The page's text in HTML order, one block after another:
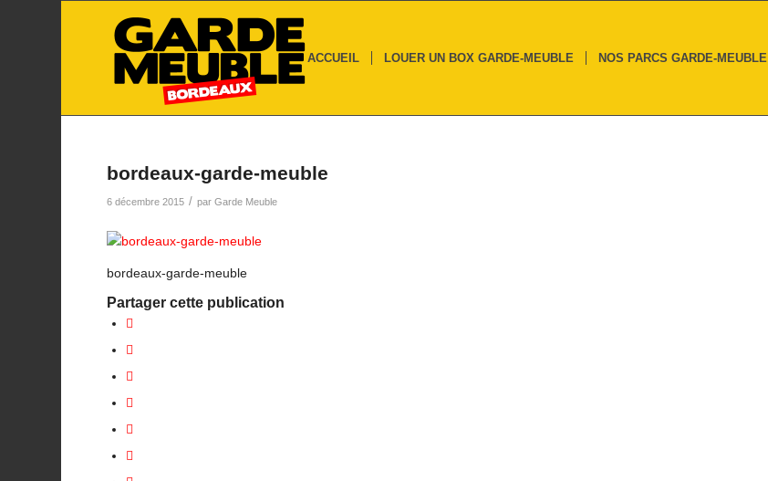
ACCUEIL LOUER UN BOX GARDE-MEUBLE NOS PARCS GARDE-MEUBLE
bordeaux-garde-meuble
6 décembre 2015 / parGarde Meuble
bordeaux-garde-meuble
Partager cette publication